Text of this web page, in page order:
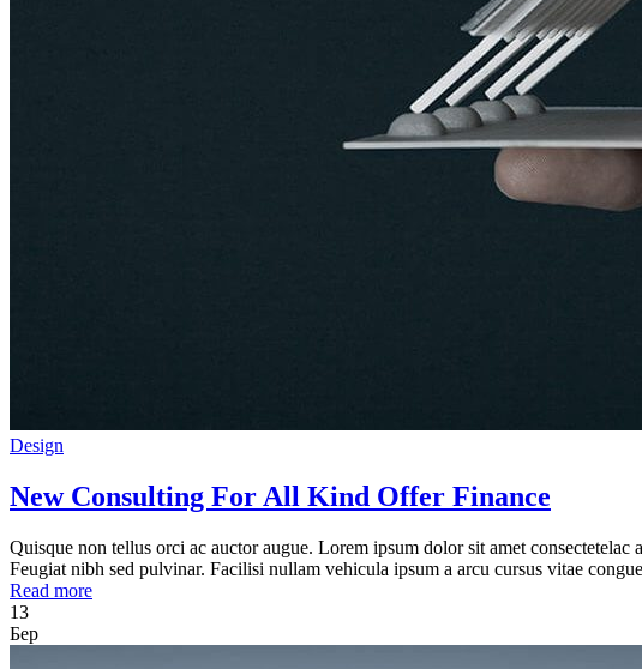
Design
New Consulting For All Kind Offer Finance
Quisque non tellus orci ac auctor augue. Lorem ipsum dolor sit amet
Feugiat nibh sed pulvinar. Facilisi nullam vehicula ipsum a arcu cursus vitae
Read more
13
Бер